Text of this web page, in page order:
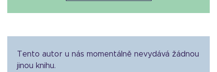
Tento autor u nás momentálně nevydává žádnou
jinou knihu.